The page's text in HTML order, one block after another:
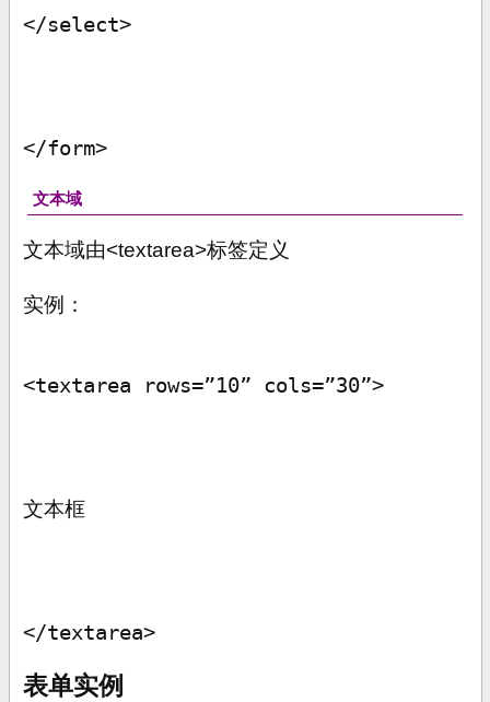
</select>
</form>
文本域
文本域由<textarea>标签定义
实例：
<textarea rows=”10” cols=”30”>
文本框
</textarea>
表单实例